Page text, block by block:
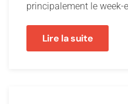
principalement le week-
Lire la suite